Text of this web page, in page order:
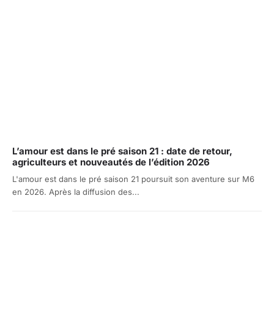
L’amour est dans le pré saison 21 : date de retour,
agriculteurs et nouveautés de l’édition 2026
L'amour est dans le pré saison 21 poursuit son aventure sur M6
en 2026. Après la diffusion des...